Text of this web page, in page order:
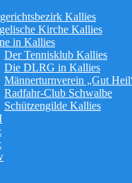
Kallies
Kirche Kallies
in Kallies
Der Tennisklub Kallies
Die DLRG in Kallies
Männerturnverein „Gut
Radfahr-Club Schwalbe
Schützengilde Kallies